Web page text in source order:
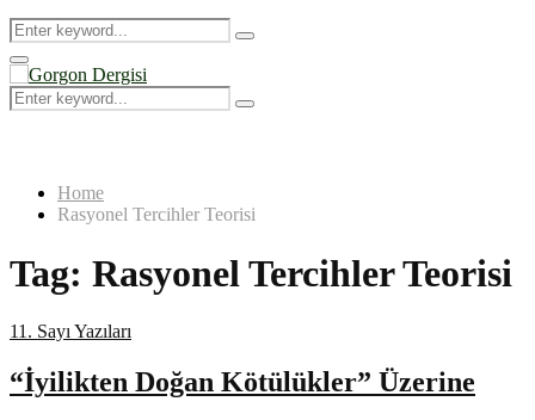
Search
for:
Search
Primary
Menu
Search
for:
Search
Home
Rasyonel Tercihler Teorisi
Tag: Rasyonel Tercihler Teorisi
11. Sayı Yazıları
“İyilikten Doğan Kötülükler” Üzerine